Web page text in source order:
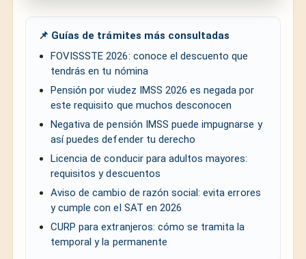
📌 Guías de trámites más consultadas
FOVISSSTE 2026: conoce el descuento que
tendrás en tu nómina
Pensión por viudez IMSS 2026 es negada por
este requisito que muchos desconocen
Negativa de pensión IMSS puede impugnarse y
así puedes defender tu derecho
Licencia de conducir para adultos mayores:
requisitos y descuentos
Aviso de cambio de razón social: evita errores
y cumple con el SAT en 2026
CURP para extranjeros: cómo se tramita la
temporal y la permanente